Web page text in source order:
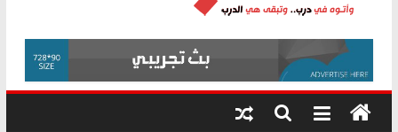
ودعم المرضى
الوزاري لمدينة الصحفيين.. وانتهاء أعمال
إنشاء المبنى الإداري
المجلس القومي لحقوق الإنسان يعلن
متابعة قضية الدكتور محمد زهران.. ويؤكد:
قرينة البراءة وضمانات المحاكمة العادلة
وأتوه
درب..
وتبقى
هي